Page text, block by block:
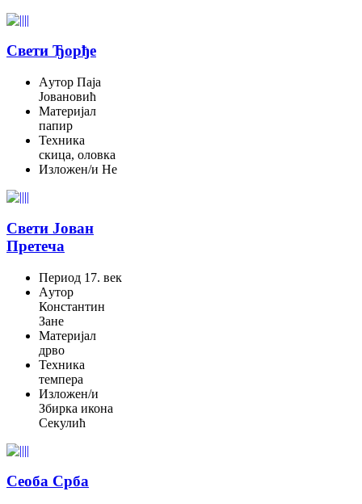
Свети Ђорђе
Aутор Паја
Јовановић
Материјал
папир
Техника
скица, оловка
Изложен/и Не
Свети Јован
Претеча
Период 17. век
Aутор
Константин
Зане
Материјал
дрво
Техника
темпера
Изложен/и
Збирка икона
Секулић
Сеоба Срба